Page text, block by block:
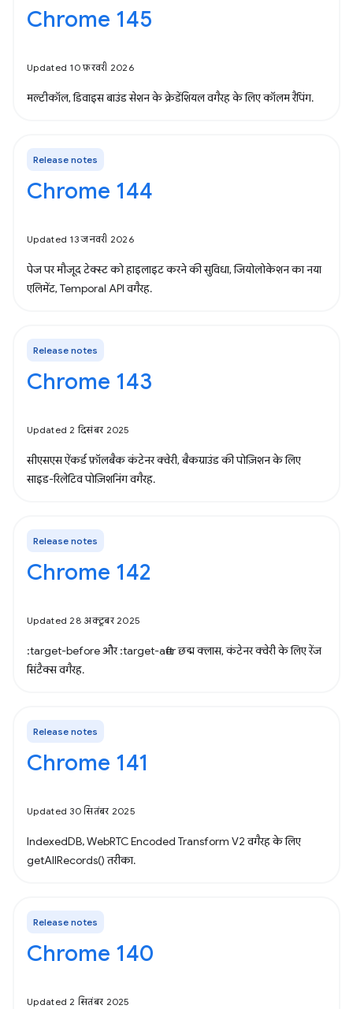
Chrome 145
Updated 10 फ़रवरी 2026
मल्टीकॉल, डिवाइस बाउंड सेशन के क्रेडेंशियल वगैरह के लिए कॉलम रैपिंग.
Release notes
Chrome 144
Updated 13 जनवरी 2026
पेज पर मौजूद टेक्स्ट को हाइलाइट करने की सुविधा, जियोलोकेशन का नया
एलिमेंट, Temporal API वगैरह.
Release notes
Chrome 143
Updated 2 दिसंबर 2025
सीएसएस ऐंकर्ड फ़ॉलबैक कंटेनर क्वेरी, बैकग्राउंड की पोज़िशन के लिए
साइड-रिलेटिव पोज़िशनिंग वगैरह.
Release notes
Chrome 142
Updated 28 अक्टूबर 2025
:target-before और :target-after छद्म क्लास, कंटेनर क्वेरी के लिए रेंज
सिंटैक्स वगैरह.
Release notes
Chrome 141
Updated 30 सितंबर 2025
IndexedDB, WebRTC Encoded Transform V2 वगैरह के लिए
getAllRecords() तरीका.
Release notes
Chrome 140
Updated 2 सितंबर 2025